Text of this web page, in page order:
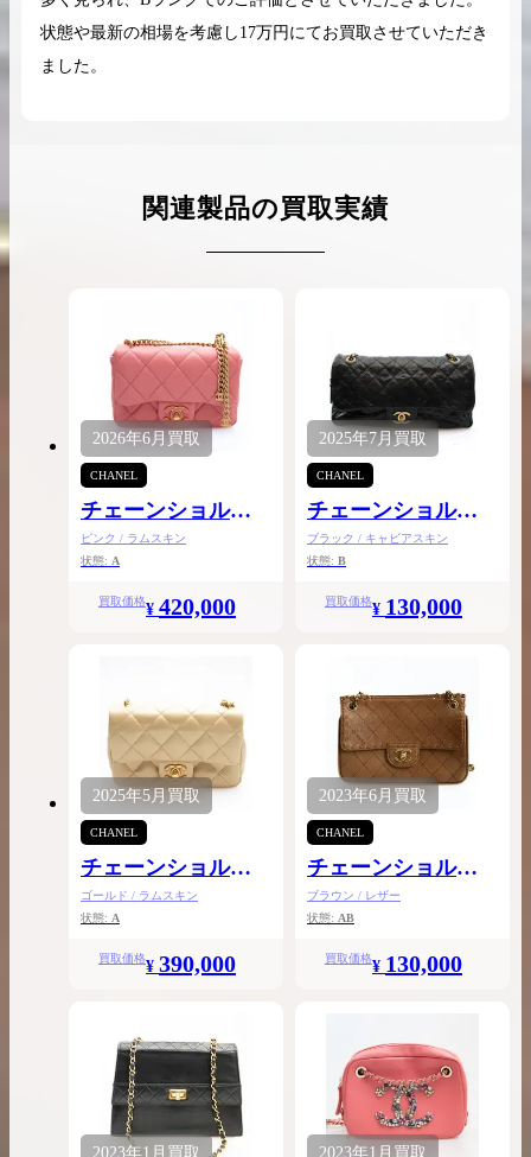
状態や最新の相場を考慮し17万円にてお買取させていただき
ました。
関連製品の買取実績
2026年6月 買取
CHANEL
チェーンショルダ
ー
ピンク / ラムスキン
状態: A
買取価格¥ 420,000
2025年7月買取
CHANEL
チェーンショルダ
ー
ブラック / キャビアスキン
状態: B
買取価格¥ 130,000
2025年5月買取
CHANEL
チェーンショルダ
ー
ゴールド / ラムスキン
状態: A
買取価格¥ 390,000
2023年6月 買取
CHANEL
チェーンショルダ
ー
ブラウン / レザー
状態: AB
買取価格¥ 130,000
2023年1月 買取 2023年1月 買取